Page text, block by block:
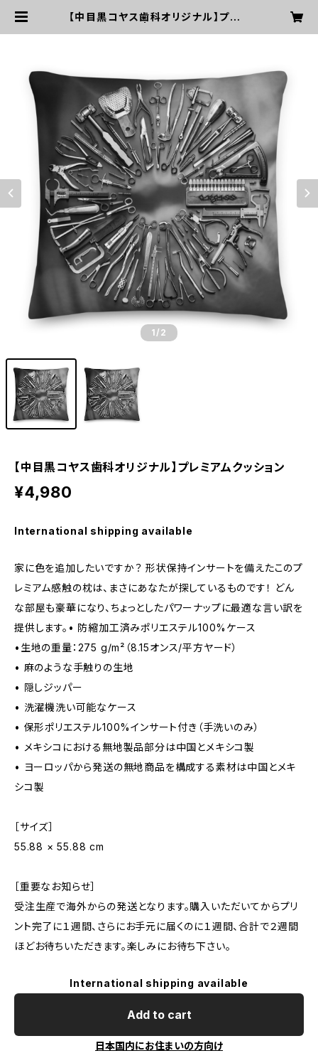
【中目黒コヤス歯科オリジナル】プレミ
1 /2
【中目黒コヤス歯科オリジナル】プレミアムクッション
¥4,980
International shipping available
家に色を追加したいですか？ 形状保持インサートを備えたこのプ
レミアム感触の枕は、まさにあなたが探しているものです！ どん
な部屋も豪華になり、ちょっとしたパワーナップに最適な言い訳を
提供します。• 防縮加工済みポリエステル100%ケース
•生地の重量：275 g/m²（8.15オンス/平方ヤード）
• 麻のような手触りの生地
• 隠しジッパー
• 洗濯機洗い可能なケース
• 保形ポリエステル100%インサート付き（手洗いのみ）
• メキシコにおける無地製品部分は中国とメキシコ製
• ヨーロッパから発送の無地商品を構成する素材は中国とメキ
シコ製
［サイズ］
55.88 × 55.88 cm
［重要なお知らせ］
受注生産で海外からの発送となります。購入いただいてからプリ
ント完了に１週間、さらにお手元に届くのに１週間、合計で２週間
ほどお待ちいただきます。楽しみにお待ち下さい。
International shipping available
Add to cart
日本国内にお住まいの方向け